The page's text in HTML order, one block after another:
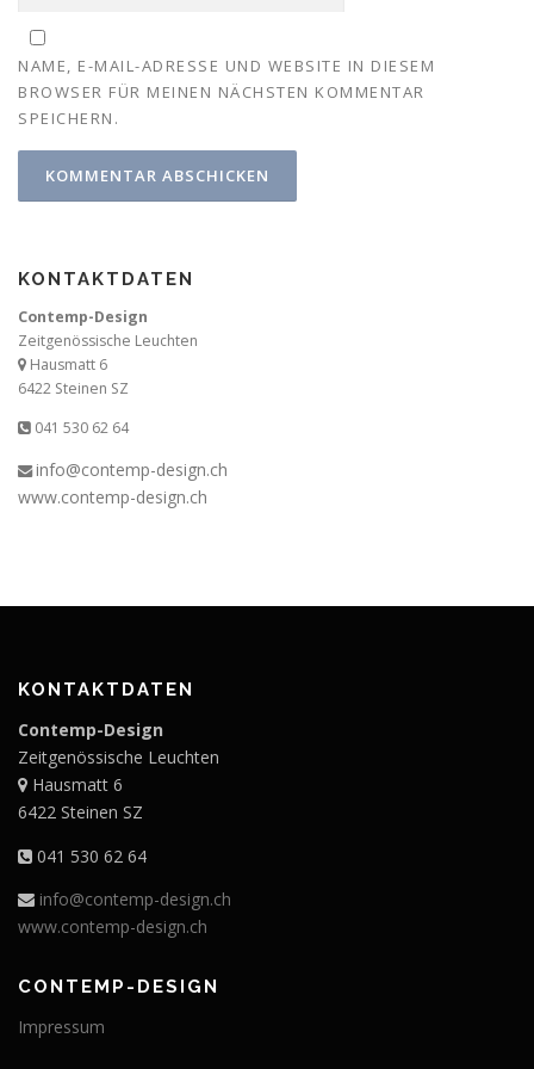
NAME, E-MAIL-ADRESSE UND WEBSITE IN DIESEM
BROWSER FÜR MEINEN NÄCHSTEN KOMMENTAR
SPEICHERN.
KONTAKTDATEN
Contemp-Design
Zeitgenössische Leuchten
Hausmatt 6
6422 Steinen SZ
041 530 62 64
info@contemp-design.ch
www.contemp-design.ch
KONTAKTDATEN
Contemp-Design
Zeitgenössische Leuchten
Hausmatt 6
6422 Steinen SZ
041 530 62 64
info@contemp-design.ch
www.contemp-design.ch
CONTEMP-DESIGN
Impressum